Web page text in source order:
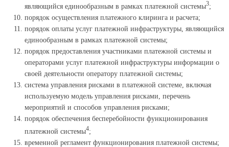
являющийся единообразным в рамках платежной системы3;
порядок осуществления платежного клиринга и расчета;
порядок оплаты услуг платежной инфраструктуры, являющийся
единообразным в рамках платежной системы;
порядок предоставления участниками платежной системы и
операторами услуг платежной инфраструктуры информации о
своей деятельности оператору платежной системы;
система управления рисками в платежной системе, включая
используемую модель управления рисками, перечень
мероприятий и способов управления рисками;
порядок обеспечения бесперебойности функционирования
платежной системы4;
временной регламент функционирования платежной системы;